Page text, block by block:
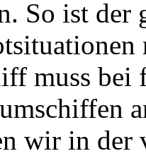
So ist der
muss bei
wir in der